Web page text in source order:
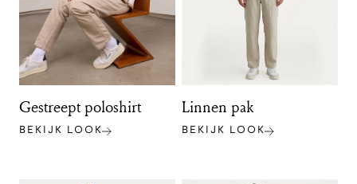
Gestreept poloshirt
BEKIJK LOOK
Linnen pak
BEKIJK LOOK